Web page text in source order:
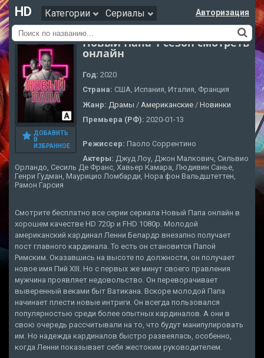
HD Категории Сериалы Авторизация
ДОБАВИТЬ
В
ИЗБРАННОЕ
Новый Папа 1 сезон смотреть
онлайн
Год: 2020
Страна: США, Испания, Италия, Франция
Жанр: Драмы / Американские / Новинки
Премьера (РФ): 2020-01-13
Режиссер: Паоло Соррентино
Актеры: Джуд Лоу, Джон Малкович, Сильвио
Орландо, Сесиль Де Франс, Хавьер Камара, Людивин Санье,
Генри Гудман, Маурицио Ломбарди, Нора фон Вальдштеттен,
Рамон Гарсия
Смотрите бесплатно все серии сериала Новый Папа онлайн в
хорошем качестве HD 720p и FHD 1080p. Молодой
американский кардинал Ленни Белардр внезапно получает
пост главного кардинала. То есть он становится Папой
Римским. Оказавшись на высоте по должности, он получает
новое имя Пий XIII. Но с первых же минут своего правления
мужчина проявляет недовольство. Он переворачивает
выверенный веками быт Ватикана. Вскоре молодой Папа
начинает плести новые интриги. Он всегда пользовался
популярностью среди более опытных кардиналов. А они в
свою очередь рассчитывали на то, что будут манипулировать
им. Но надежда кардиналов быстро развеялась, особенно,
когда Ленни показывает себя жестоким руководителем.